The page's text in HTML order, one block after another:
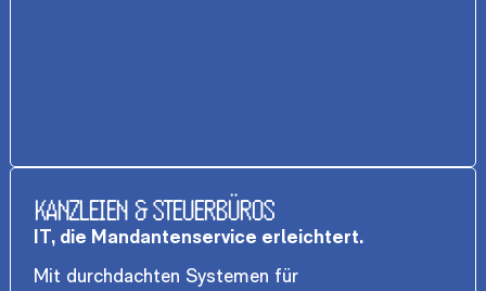
KANZLEIEN & STEUERBÜROS
IT, die Mandantenservice erleichtert.
Mit durchdachten Systemen für